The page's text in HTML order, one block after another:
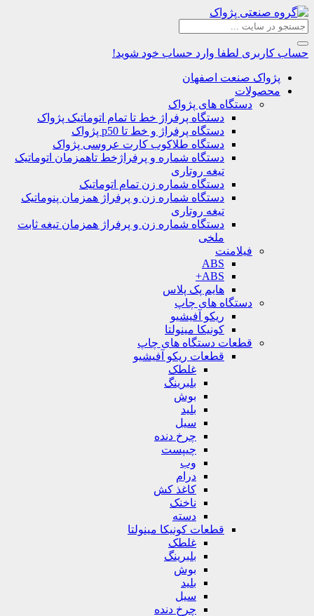
حساب کاربری لطفا وارد حساب خود شوید!
پژواک صنعت اصفهان
محصولات
دستگاه های پژواک
دستگاه پرفراژ خط تا تمام اتوماتیک پژواک
دستگاه پرفراژ و خط تا p50 پژواک
دستگاه طلاکوب کارت عروسی پژواک
دستگاه شماره و پرفراژخط تاهمزمان اتوماتیک
تیغه روتاری
دستگاه شماره زن تمام اتوماتیک
دستگاه شماره زن و پرفراژ همزمان پنوماتیک
تیغه روتاری
دستگاه شماره زن و پرفراژ همزمان تیغه ثابت
ملخی
فیلامنت
ABS
ABS+
هایم پک پلاس
دستگاه های چاپ
ریکو آفیشیو
کونیکا مینولتا
قطعات دستگاه های چاپ
قطعات ریکو آفیشیو
غلطک
بلبرینگ
بوش
بلید
سیل
چرخ دنده
چیپست
وب
درام
کاغذ کش
ناخنک
دسته
قطعات کونیکا مینولتا
غلطک
بلبرینگ
بوش
بلید
سیل
چرخ دنده